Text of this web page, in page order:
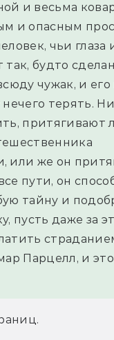
и весьма
и опасным
чьи глаза
так, будто
чужак, и его
терять.
притягивают
или же он
пути, он
тайну и
пусть даже за
Парцелл, и